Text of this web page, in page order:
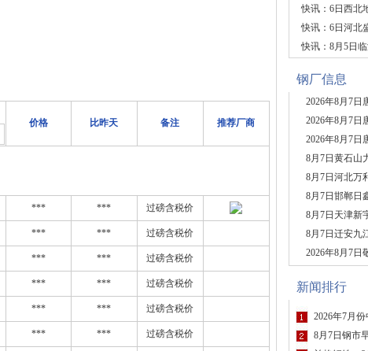
价格 比昨天 备注 推荐厂商
*** *** 过磅含税价
*** *** 过磅含税价
*** *** 过磅含税价
*** *** 过磅含税价
*** *** 过磅含税价
*** *** 过磅含税价